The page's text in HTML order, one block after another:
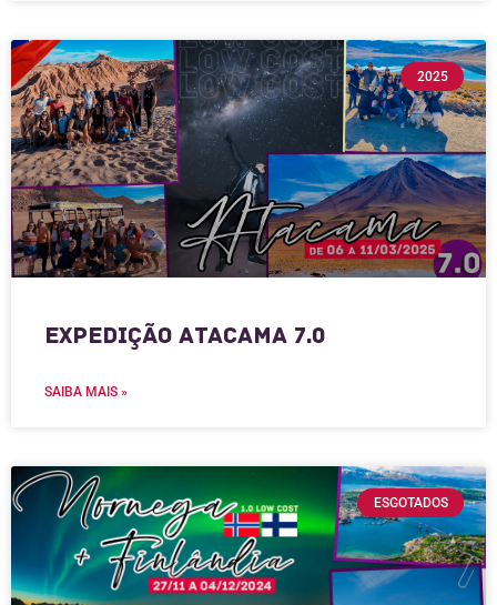
2025
Expedição Atacama 7.0
SAIBA MAIS »
ESGOTADOS